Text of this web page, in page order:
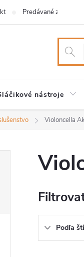
Predávané značky
nástroje
Violoncella
Podľa